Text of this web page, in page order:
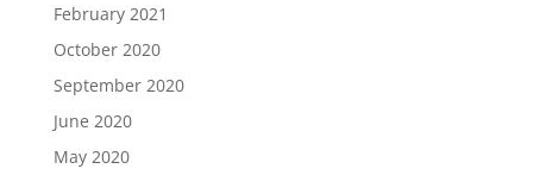
February 2021
October 2020
September 2020
June 2020
May 2020